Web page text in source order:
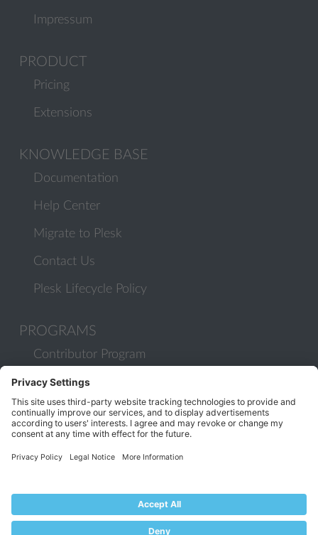
Impressum
PRODUCT
Pricing
Extensions
KNOWLEDGE BASE
Documentation
Help Center
Migrate to Plesk
Contact Us
Plesk Lifecycle Policy
PROGRAMS
Contributor Program
Partner Program
COMMUNITY